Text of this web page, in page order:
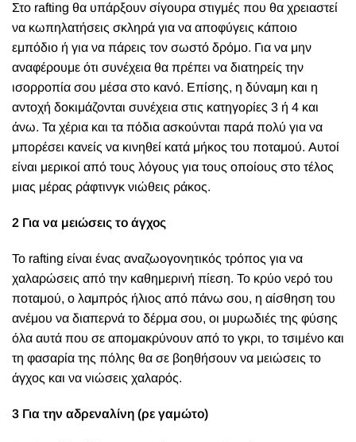
Στο rafting θα υπάρξουν σίγουρα στιγμές που θα χρειαστεί
να κωπηλατήσεις σκληρά για να αποφύγεις κάποιο
εμπόδιο ή για να πάρεις τον σωστό δρόμο. Για να μην
αναφέρουμε ότι συνέχεια θα πρέπει να διατηρείς την
ισορροπία σου μέσα στο κανό. Επίσης, η δύναμη και η
αντοχή δοκιμάζονται συνέχεια στις κατηγορίες 3 ή 4 και
άνω. Τα χέρια και τα πόδια ασκούνται παρά πολύ για να
μπορέσει κανείς να κινηθεί κατά μήκος του ποταμού. Αυτοί
είναι μερικοί από τους λόγους για τους οποίους στο τέλος
μιας μέρας ράφτινγκ νιώθεις ράκος.
2 Για να μειώσεις το άγχος
Το rafting είναι ένας αναζωογονητικός τρόπος για να
χαλαρώσεις από την καθημερινή πίεση. Το κρύο νερό του
ποταμού, ο λαμπρός ήλιος από πάνω σου, η αίσθηση του
ανέμου να διαπερνά το δέρμα σου, οι μυρωδιές της φύσης
όλα αυτά που σε απομακρύνουν από το γκρι, το τσιμένο και
τη φασαρία της πόλης θα σε βοηθήσουν να μειώσεις το
άγχος και να νιώσεις χαλαρός.
3 Για την αδρεναλίνη (ρε γαμώτο)